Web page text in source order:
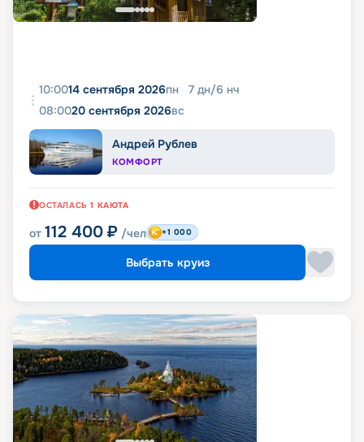
10:0014 сентября 2026пн 7 дн/6 нч
08:0020 сентября 2026вс
Андрей Рублев
КОМФОРТ
ОСТАЛАСЬ 1 КАЮТА
от 112 400 ₽ /чел +1 000
Выбрать круиз